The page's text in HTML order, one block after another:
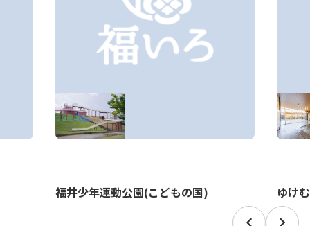
福井少年運動公園(こどもの国) ゆけ